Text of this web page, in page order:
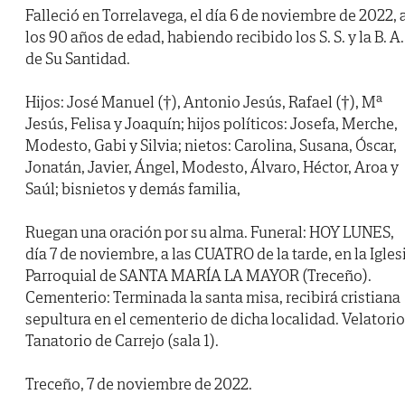
Falleció en Torrelavega, el día 6 de noviembre de 2022,
los 90 años de edad, habiendo recibido los S. S. y la B. A.
de Su Santidad.
Hijos: José Manuel (†), Antonio Jesús, Rafael (†), Mª
Jesús, Felisa y Joaquín; hijos políticos: Josefa, Merche,
Modesto, Gabi y Silvia; nietos: Carolina, Susana, Óscar,
Jonatán, Javier, Ángel, Modesto, Álvaro, Héctor, Aroa y
Saúl; bisnietos y demás familia,
Ruegan una oración por su alma. Funeral: HOY LUNES,
día 7 de noviembre, a las CUATRO de la tarde, en la
Parroquial de SANTA MARÍA LA MAYOR (Treceño).
Cementerio: Terminada la santa misa, recibirá cristiana
sepultura en el cementerio de dicha localidad.
Tanatorio de Carrejo (sala 1).
Treceño, 7 de noviembre de 2022.